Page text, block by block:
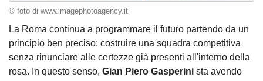
© foto di www.imagephotoagency.it
La Roma continua a programmare il futuro partendo da un
principio ben preciso: costruire una squadra competitiva
senza rinunciare alle certezze già presenti all'interno della
rosa. In questo senso, Gian Piero Gasperini sta avendo